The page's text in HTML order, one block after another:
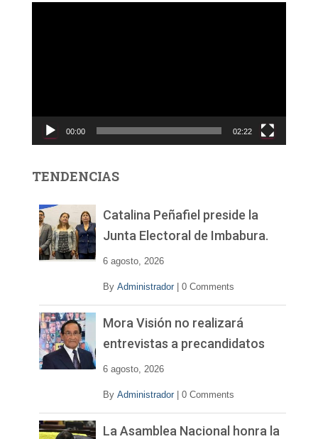
c
d
00:00 02:22
TENDENCIAS
Catalina Peñafiel preside la
Junta Electoral de Imbabura.
6 agosto, 2026
By Administrador 0 Comments
Mora Visión no realizará
entrevistas a precandidatos
6 agosto, 2026
By Administrador 0 Comments
La Asamblea Nacional honra la